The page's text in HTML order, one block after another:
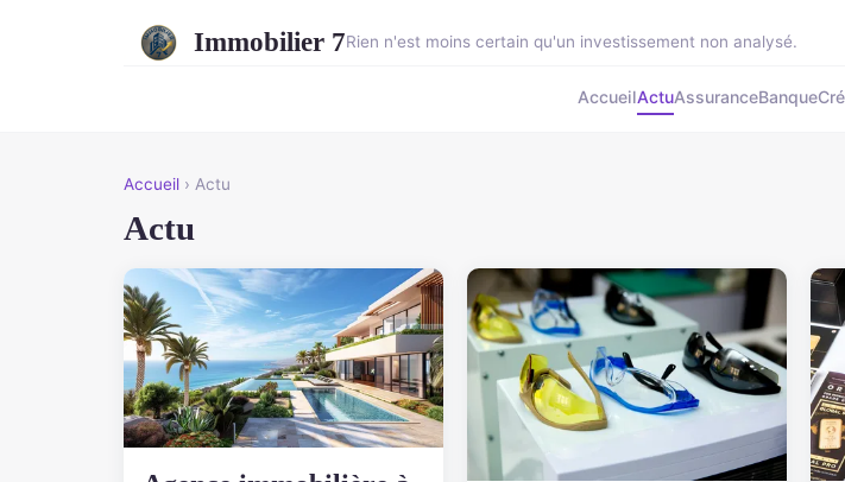
Immobilier 7Rien n'est moins certain qu'un investissement non analysé.
AccueilActuAssuranceBanque
Accueil › Actu
Actu